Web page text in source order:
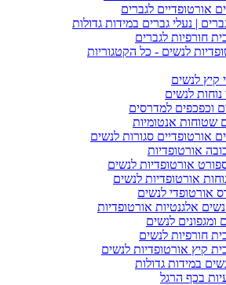
אורטופדיים לגברים
| נעלי גברים במידות גדולות
חורפיות לגברים
לנשים - כל הקטגוריות
קיץ לנשים
נוחות לנשים
וכפכפים למדרסים
שטוחות אנטומיות
אורטופדיים סגורות לנשים
אורטופדיות
אורטופדיות לנשים
אורטופדיות לנשים
אורטופדי לנשים
נשים אלגנטיות אורטופדיות
ומגפונים לנשים
חורפיות לנשים
קיץ אורטופדיות לנשים
במידות גדולות
בכף הרגל